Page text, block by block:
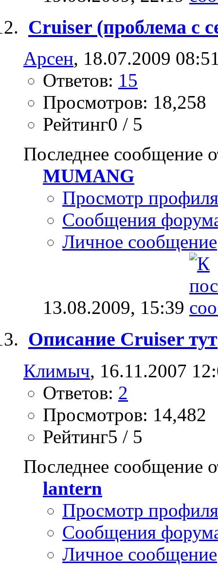
Cruiser (проблема с
Арсен, 18.07.2009
Ответов: 15
Просмотров: 18,258
Рейтинг0 / 5
Последнее сообщение
MUMANG
Просмотр профиля
Сообщения
Личное сообщение
13.08.2009, 15:39
Описание Cruiser тут
Климыч, 16.11.2007
Ответов: 2
Просмотров: 14,482
Рейтинг5 / 5
Последнее сообщение
lantern
Просмотр профиля
Сообщения
Личное сообщение